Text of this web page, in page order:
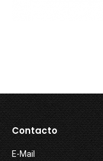
Contacto
E-Mail